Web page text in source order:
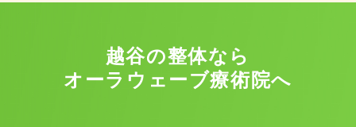
越谷の整体なら
オーラウェーブ療術院へ